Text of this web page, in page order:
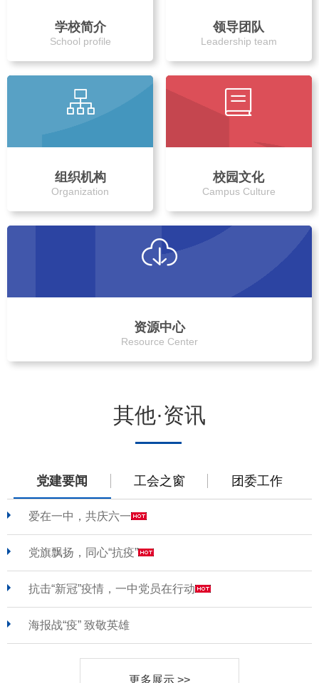
学校简介
School profile
领导团队
Leadership team
组织机构
Organization
校园文化
Campus Culture
资源中心
Resource Center
其他·资讯
党建要闻 工会之窗 团委工作
爱在一中，共庆六一
党旗飘扬，同心“抗疫”
抗击“新冠”疫情，一中党员在行动
海报战“疫” 致敬英雄
更多展示 >>